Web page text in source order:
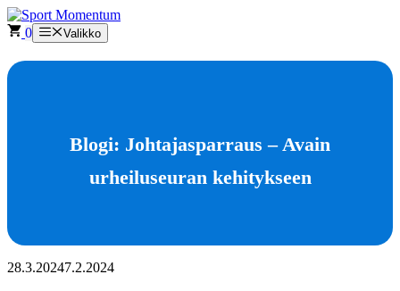
Siirry
sisältöön
0 Valikko
Blogi: Johtajasparraus – Avain
urheiluseuran kehitykseen
28.3.20247.2.2024